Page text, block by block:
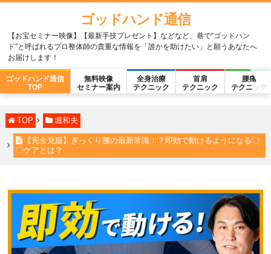
ゴッドハンド通信
【お宝セミナー映像】【最新手技プレゼント】などなど、巷で“ゴッドハン
ド”と呼ばれるプロ整体師の貴重な情報を「誰かを助けたい」と願うあなたへ
お届けします！
ゴッドハンド通信
TOP
無料映像
セミナー案内
全身治療
テクニック
首肩
テクニック
腰痛
テクニック
TOP 堀和夫
【完全克服】ぎっくり腰の最新常識！？即効で動けるようになる〇
〇ケアとは？